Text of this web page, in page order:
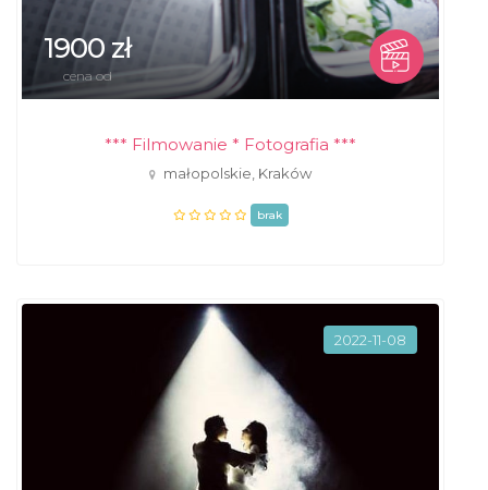
1900 zł
cena od
*** Filmowanie * Fotografia ***
małopolskie, Kraków
brak
2022-11-08